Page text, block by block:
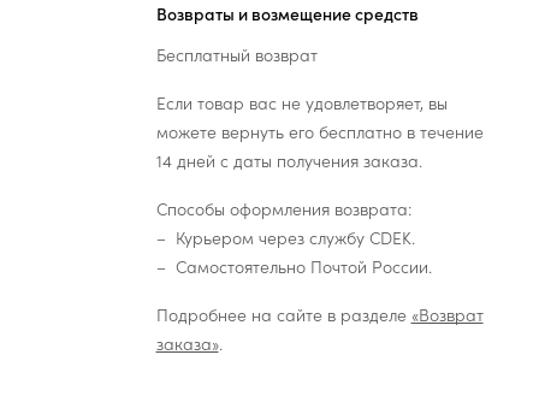
Возвраты и возмещение средств
Бесплатный возврат
Если товар вас не удовлетворяет, вы
можете вернуть его бесплатно в течение
14 дней с даты получения заказа.
Способы оформления возврата:
Курьером через службу CDEK.
Самостоятельно Почтой России.
Подробнее на сайте в разделе «Возврат
заказа».